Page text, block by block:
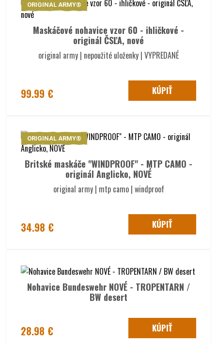
ORIGINAL ARMY®
Maskáčové nohavice vzor 60 - ihličkové -
originál ČSĽA, nové
original army | nepoužité uloženky | VYPREDANÉ
99.99 € KÚPIŤ
ORIGINAL ARMY®
Britské maskáče "WINDPROOF" - MTP CAMO -
originál Anglicko, NOVÉ
original army | mtp camo | windproof
34.98 € KÚPIŤ
Nohavice Bundeswehr NOVÉ - TROPENTARN /
BW desert
28.98 € KÚPIŤ